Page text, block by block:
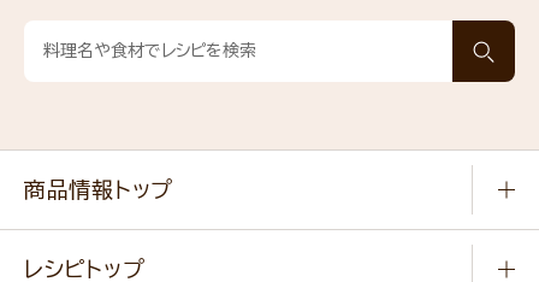
商品情報トップ
レシピトップ